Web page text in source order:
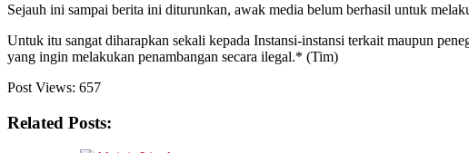
Sejauh ini sampai berita ini diturunkan, awak media belum berhasil untuk
Untuk itu sangat diharapkan sekali kepada Instansi-instansi terkait maupun
yang ingin melakukan penambangan secara ilegal.* (Tim)
Post Views: 657
Related Posts: